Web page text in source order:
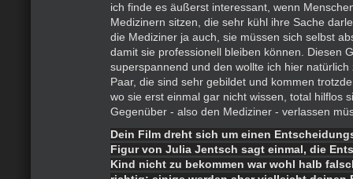
ich finde es äußerst interessant, wenn
Medizinern sitzen, die sehr kühl ihre Sache
die Mediziner ja auch, sie müssen sich selbst
damit sie professionell bleiben können. Diesen
superspannend und den wollte ich hier natürlich
Paar, die sind sehr gebildet und kommen
wo sie erst einmal gar nicht wissen, total hilflos
Gegenüber - also den Mediziner - verlassen
Dein Film dreht sich um einen
Figur von Julia Jentsch sagt einmal, die
Kind nicht zu bekommen war wohl halb